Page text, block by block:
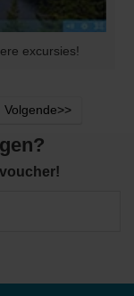
excursies!
Volgende>>